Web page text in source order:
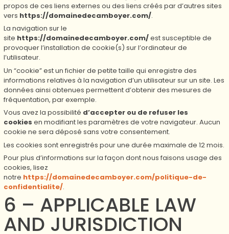
propos de ces liens externes ou des liens créés par d’autres sites
vers https://domainedecamboyer.com/.
La navigation sur le
site https://domainedecamboyer.com/est susceptible de
provoquer l’installation de cookie(s) sur l’ordinateur de
l’utilisateur.
Un “cookie” est un fichier de petite taille qui enregistre des
informations relatives à la navigation d’un utilisateur sur un site. Les
données ainsi obtenues permettent d’obtenir des mesures de
fréquentation, par exemple.
Vous avez la possibilité d’accepter ou de refuser les
cookies en modifiant les paramètres de votre navigateur. Aucun
cookie ne sera déposé sans votre consentement.
Les cookies sont enregistrés pour une durée maximale de12mois.
Pour plus d’informations sur la façon dont nous faisons usage des
cookies, lisez
notre https://domainedecamboyer.com/politique-de-
confidentialite/.
6 – APPLICABLE LAW
AND JURISDICTION